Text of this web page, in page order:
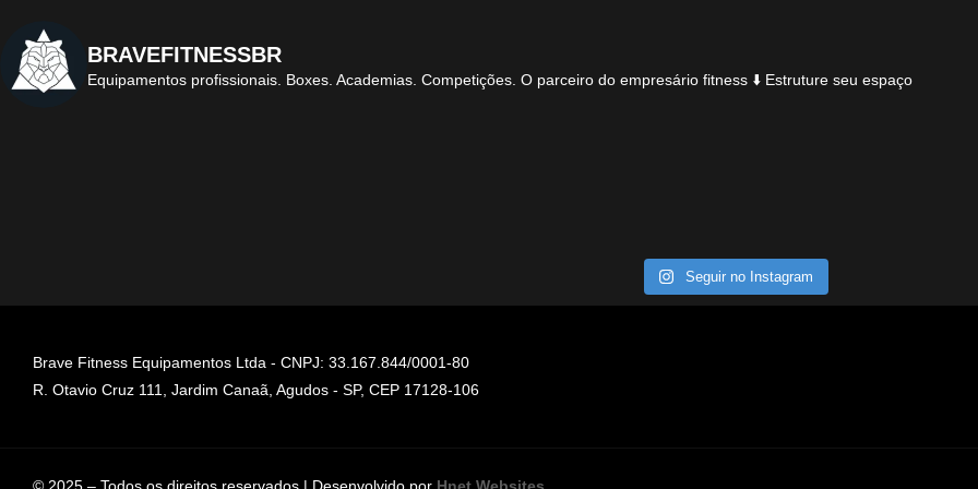
BRAVEFITNESSBR
Equipamentos profissionais. Boxes. Academias. Competições. O parceiro do empresário fitness ⬇️ Estruture seu espaço
Seguir no Instagram
Brave Fitness Equipamentos Ltda - CNPJ: 33.167.844/0001-80
R. Otavio Cruz 111, Jardim Canaã, Agudos - SP, CEP 17128-106